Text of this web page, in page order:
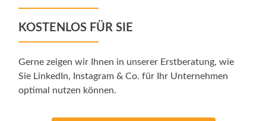
KOSTENLOS FÜR SIE
Gerne zeigen wir Ihnen in unserer Erstberatung, wie
Sie LinkedIn, Instagram & Co. für Ihr Unternehmen
optimal nutzen können.